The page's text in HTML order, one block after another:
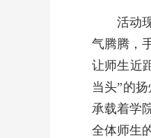
活动
气腾腾，
让师生近
当头”的
承载着学
全体师生